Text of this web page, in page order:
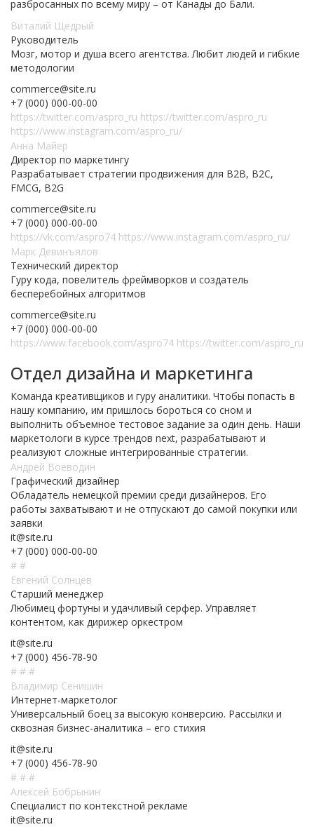
разбросанных по всему миру – от Канады до Бали.
Виталий Щедрый
Руководитель
Мозг, мотор и душа всего агентства. Любит людей и гибкие
методологии
commerce@site.ru
+7 (000) 000-00-00
https://twitter.com/aspro_ru https://twitter.com/aspro_ru
https://www.instagram.com/aspro_ru/
Анна Майер
Директор по маркетингу
Разрабатывает стратегии продвижения для B2B, B2C,
FMCG, B2G
commerce@site.ru
+7 (000) 000-00-00
https://vk.com/aspro74 https://www.instagram.com/aspro_ru/
Марк Девинъялов
Технический директор
Гуру кода, повелитель фреймворков и создатель
бесперебойных алгоритмов
commerce@site.ru
+7 (000) 000-00-00
https://www.facebook.com/aspro74 https://twitter.com/aspro_ru
Отдел дизайна и маркетинга
Команда креативщиков и гуру аналитики. Чтобы попасть в
нашу компанию, им пришлось бороться со сном и
выполнить объемное тестовое задание за один день. Наши
маркетологи в курсе трендов next, разрабатывают и
реализуют сложные интегрированные стратегии.
Андрей Воеводин
Графический дизайнер
Обладатель немецкой премии среди дизайнеров. Его
работы захватывают и не отпускают до самой покупки или
заявки
it@site.ru
+7 (000) 000-00-00
# #
Евгений Солнцев
Старший менеджер
Любимец фортуны и удачливый серфер. Управляет
контентом, как дирижер оркестром
it@site.ru
+7 (000) 456-78-90
# # #
Владимир Сенишин
Интернет-маркетолог
Универсальный боец за высокую конверсию. Рассылки и
сквозная бизнес-аналитика – его стихия
it@site.ru
+7 (000) 456-78-90
# # #
Алексей Бобрынин
Специалист по контекстной рекламе
it@site.ru